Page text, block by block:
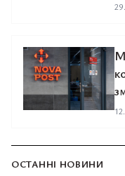
ОСТАННІ НОВИНИ